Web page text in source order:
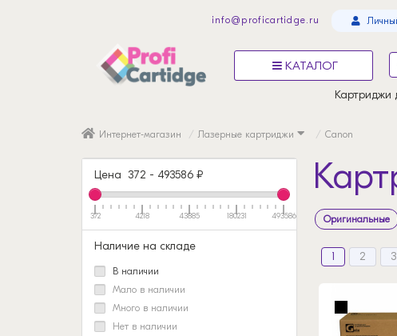
info@proficartidge.ru
КАТАЛОГ
Картриджи
Интернет-магазин Лазерные картриджи Canon
Цена 372 - 493586 ₽
372 4218 43885 180231 493586
Наличие на складе
В наличии
Мало в наличии
Много в наличии
Нет в наличии
Оригинальные
1 2 3